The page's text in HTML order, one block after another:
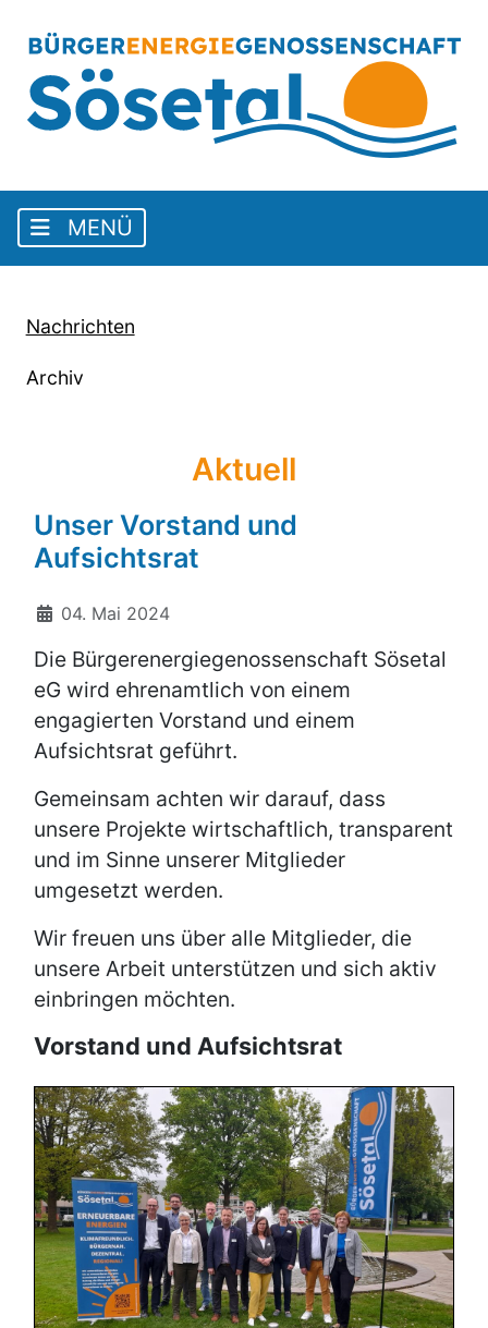
Nachrichten
Archiv
Aktuell
Unser Vorstand und
Aufsichtsrat
Details04. Mai 2024
Die Bürgerenergiegenossenschaft Sösetal
eG wird ehrenamtlich von einem
engagierten Vorstand und einem
Aufsichtsrat geführt.
Gemeinsam achten wir darauf, dass
unsere Projekte wirtschaftlich, transparent
und im Sinne unserer Mitglieder
umgesetzt werden.
Wir freuen uns über alle Mitglieder, die
unsere Arbeit unterstützen und sich aktiv
einbringen möchten.
Vorstand und Aufsichtsrat